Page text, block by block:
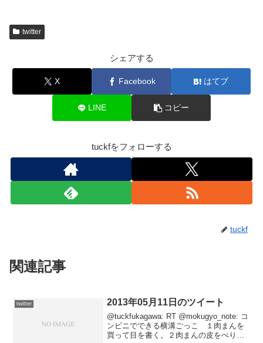
twitter
シェアする
X Facebook はてブ
LINE コピー
tuckfをフォローする
tuckf
関連記事
twitter 2013年05月11日のツイート
@tuckfukagawa: RT @mokugyo_note: コ
ンビニでできる横溝ごっこ １肉まんを
買って目を書く。２肉まんの皮をぺりぺ